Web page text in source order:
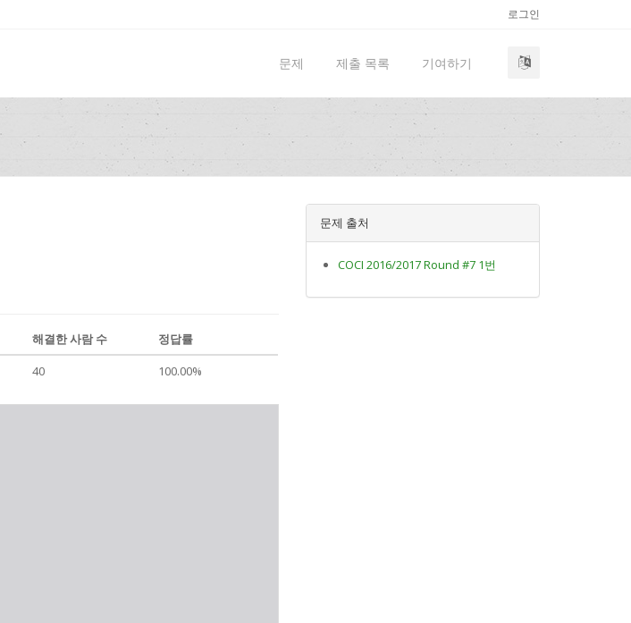
로그인
문제 제출 목록 기여하기
해결한 사람 수
정답률
40 100.00%
문제 출처
COCI 2016/2017 Round #7 1번